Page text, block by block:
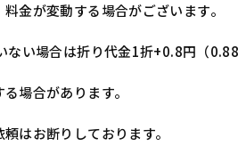
金が変動する場合がございます。
ない場合は折り代金1折+0.8円（
場合があります。
はお断りしております。